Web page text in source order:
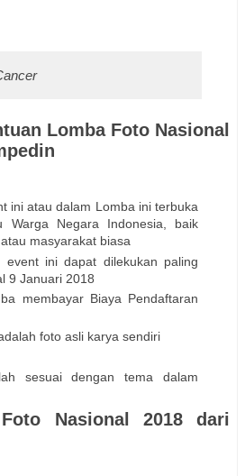
Lomba Foto Nasional
ini atau dalam Lomba ini terbuka
Warga Negara Indonesia, baik
masyarakat biasa
event ini dapat dilekukan paling
9 Januari 2018
membayar Biaya Pendaftaran
foto asli karya sendiri
sesuai dengan tema dalam
Nasional 2018 dari